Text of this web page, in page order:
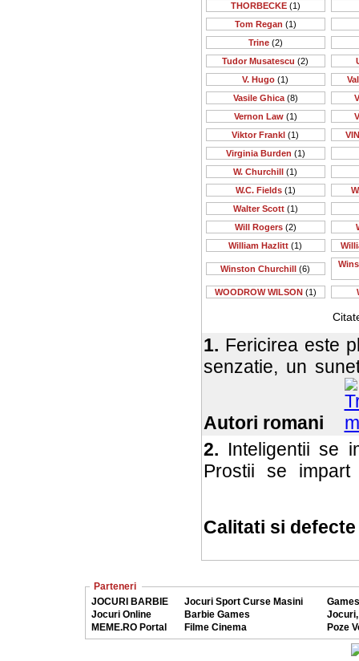
THORBECKE(1)
Tom Regan (1)
Trine(2)
Tudor Musatescu (2)
V. Hugo (1)
Vasile Ghica(8)
Vernon Law(1)
Viktor Frankl (1)
Virginia Burden (1)
W. Churchill (1)
W.C. Fields(1)
Walter Scott(1)
Will Rogers(2)
William Hazlitt (1)
Winston Churchill (6)
WOODROW WILSON(1)
1. Fericirea este
senzatie, un
Autori romani
2. Inteligentii se
Prostii se
Calitati si defecte
Parteneri
JOCURI BARBIE
Jocuri Sport Curse Masini
Jocuri Online
Barbie Games
MEME.RO Portal
Filme Cinema Poze